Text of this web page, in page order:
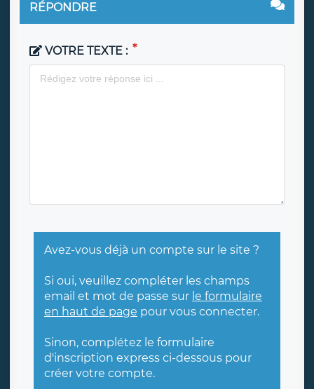
RÉPONDRE
VOTRE TEXTE :
Avez-vous déjà un compte sur le site ?
Si oui, veuillez compléter les champs
email et mot de passe sur le formulaire
en haut de page pour vous connecter.
Sinon, complétez le formulaire
d'inscription express ci-dessous pour
créer votre compte.